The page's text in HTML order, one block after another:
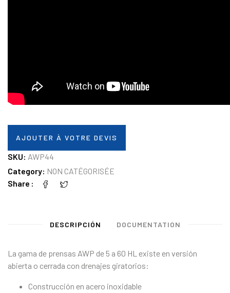
AJOUTER À VOTRE DEVIS
SKU: AWP44
Category: NON CATÉGORISÉE
Share
DESCRIPCIÓN DOCUMENTATION
La gama de prensas AWP de 5 a 60 HL existe en versión
abierta o cerrada con drenajes giratorios:
Construcción en acero inoxidable